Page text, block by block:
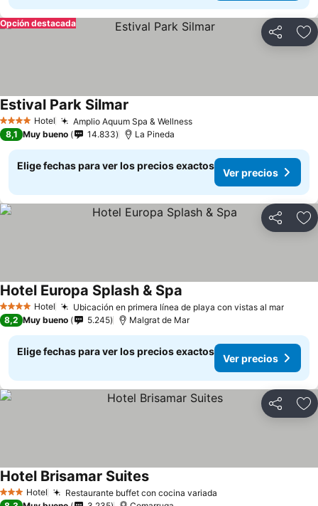
Compartir
Opción destacada
4 EstrellasHotel Amplio Aquum Spa & Wellness
Estival Park Silmar
8,1 Muy bueno 14.833 La Pineda
Elige fechas para ver los precios exactos
Ver precios
Compartir
4 EstrellasHotel Ubicación en primera línea de playa con vistas al mar
Hotel Europa Splash & Spa
8,2 Muy bueno 5.245 Malgrat de Mar
Elige fechas para ver los precios exactos
Ver precios
Compartir
3 Estrellas
Hotel Restaurante buffet con cocina variada
Hotel Brisamar Suites